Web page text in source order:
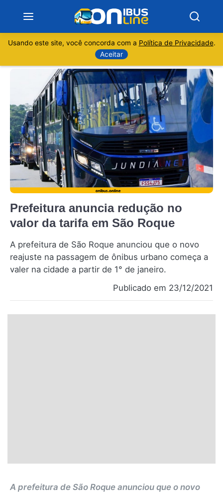
Minas Gerais
São Paulo
Rio de Janeiro
Espírito Santo
Paraná
Rio Grande do Sul
Usando este site, você concorda com a Política de Privacidade.
Aceitar
Prefeitura anuncia redução no
valor da tarifa em São Roque
A prefeitura de São Roque anunciou que o novo
reajuste na passagem de ônibus urbano começa a
valer na cidade a partir de 1° de janeiro.
Publicado em 23/12/2021
A prefeitura de São Roque anunciou que o novo